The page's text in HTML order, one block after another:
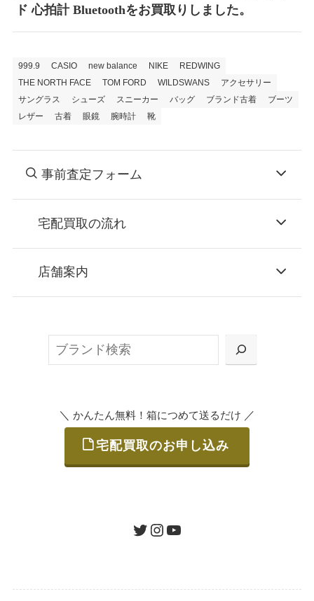
ド 心拍計 Bluetoothをお買取りしました。
999.9 CASIO new balance NIKE
REDWING
THE NORTH FACE
TOM FORD WILDSWANS
アクセサリー
サングラス
シューズ スニーカー バッグ ブランド古着
ブーツ
レザー
古着 眼鏡 腕時計 靴
事前査定フォーム
宅配買取の流れ
お申込み
または梱包材不要の「集荷申込」からお選び
ご発送
店舗案内
＼ かんたん無料！箱につめて送るだけ ／
宅配買取のお申し込み
ツイッターインスタグラムユーチューブ